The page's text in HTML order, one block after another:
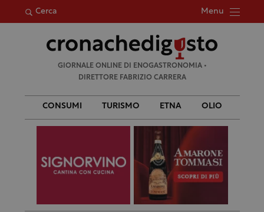
Cerca Menu
per:
GIORNALE ONLINE DI ENOGASTRONOMIA •
DIRETTORE FABRIZIO CARRERA
CONSUMI TURISMO ETNA OLIO